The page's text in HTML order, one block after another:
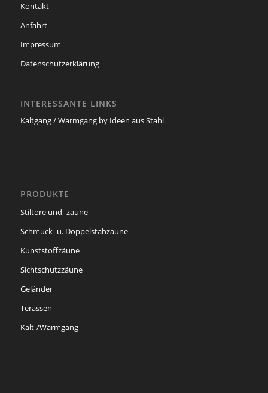
Kontakt
Anfahrt
Impressum
Datenschutzerklärung
INTERESSANTE LINKS
Kaltgang / Warmgang by Ideen aus Stahl
PRODUKTE
Stiltore und -zäune
Schmuck- u. Doppelstabzäune
Kunststoffzäune
Sichtschutzzäune
Geländer
Terassen
Kalt-/Warmgang